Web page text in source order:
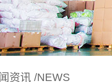
资讯 /NEWS